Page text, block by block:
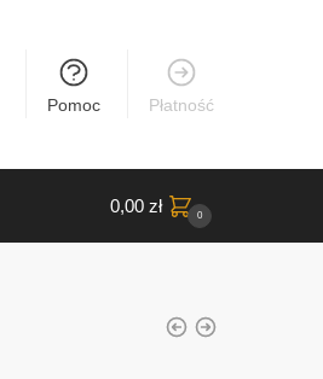
Pomoc Płatność
0,00 zł 0